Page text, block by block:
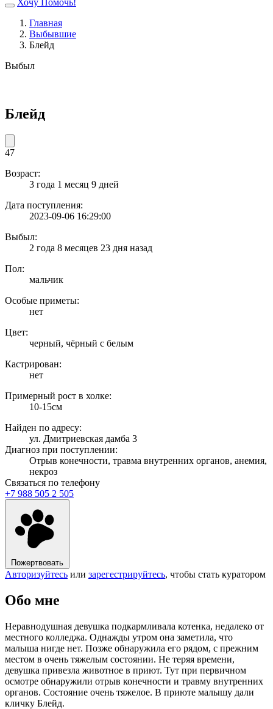
Хочу Помочь!
Главная
Выбывшие
Блейд
Выбыл
Блейд
47
Возраст:
3 года 1 месяц 9 дней
Дата поступления:
2023-09-06 16:29:00
Выбыл:
2 года 8 месяцев 23 дня назад
Пол:
мальчик
Особые приметы:
нет
Цвет:
черный, чёрный с белым
Кастрирован:
нет
Примерный рост в холке:
10-15см
Найден по адресу:
ул. Дмитриевская дамба 3
Диагноз при поступлении:
Отрыв конечности, травма внутренних органов, анемия,
некроз
Связаться по телефону
+7 988 505 2 505
Пожертвовать
Авторизуйтесь или зарегестрируйтесь, чтобы стать куратором
Обо мне
Неравнодушная девушка подкармливала котенка, недалеко от
местного колледжа. Однажды утром она заметила, что
малыша нигде нет. Позже обнаружила его рядом, с прежним
местом в очень тяжелым состоянии. Не теряя времени,
девушка привезла животное в приют. Тут при первичном
осмотре обнаружили отрыв конечности и травму внутренних
органов. Состояние очень тяжелое. В приюте малышу дали
кличку Блейд.